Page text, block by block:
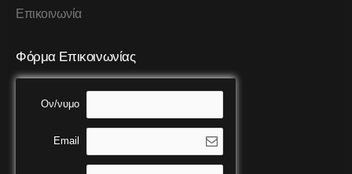
Επικοινωνία
Φόρμα Επικοινωνίας
Ον/νυμο
Email